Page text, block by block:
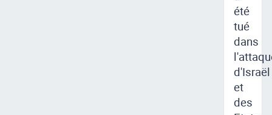
été
tué
dans
d'Israël
et
des